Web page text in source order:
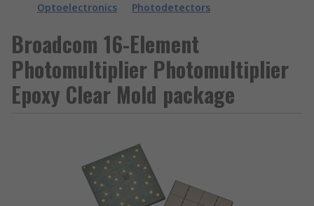
Optoelectronics
Photodetectors
Broadcom 16-Element
Photomultiplier Photomultiplier
Epoxy Clear Mold package